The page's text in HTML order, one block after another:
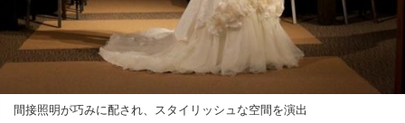
間接照明が巧みに配され、スタイリッシュな空間を演出